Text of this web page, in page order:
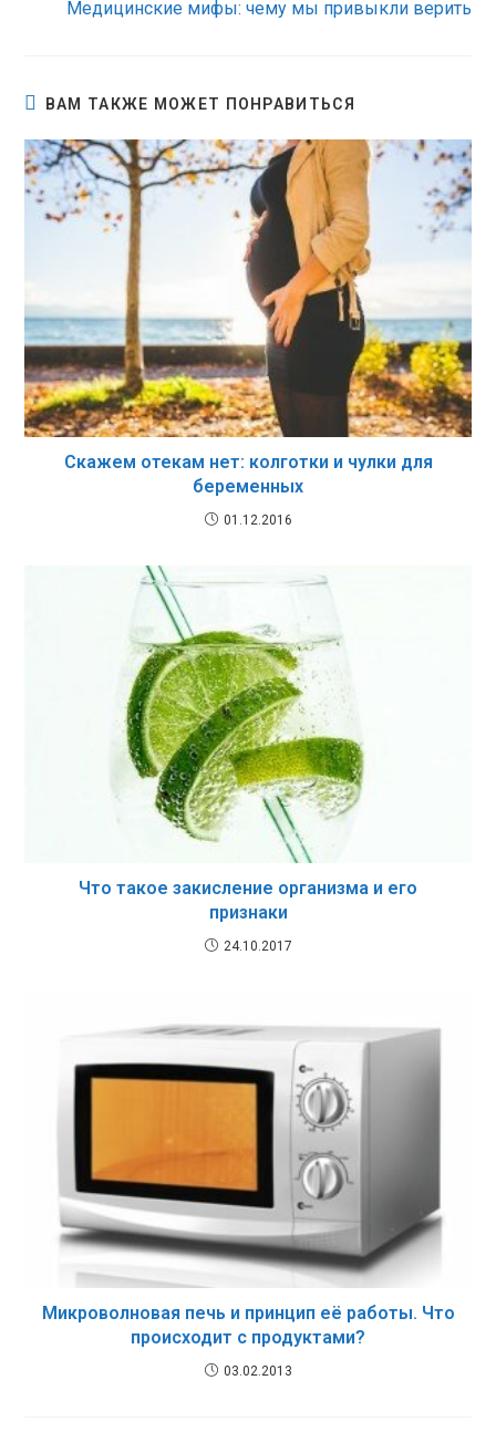
Медицинские мифы: чему мы привыкли верить
ВАМ ТАКЖЕ МОЖЕТ ПОНРАВИТЬСЯ
Скажем отекам нет: колготки и чулки для
беременных
01.12.2016
Что такое закисление организма и его
признаки
24.10.2017
Микроволновая печь и принцип её работы. Что
происходит с продуктами?
03.02.2013